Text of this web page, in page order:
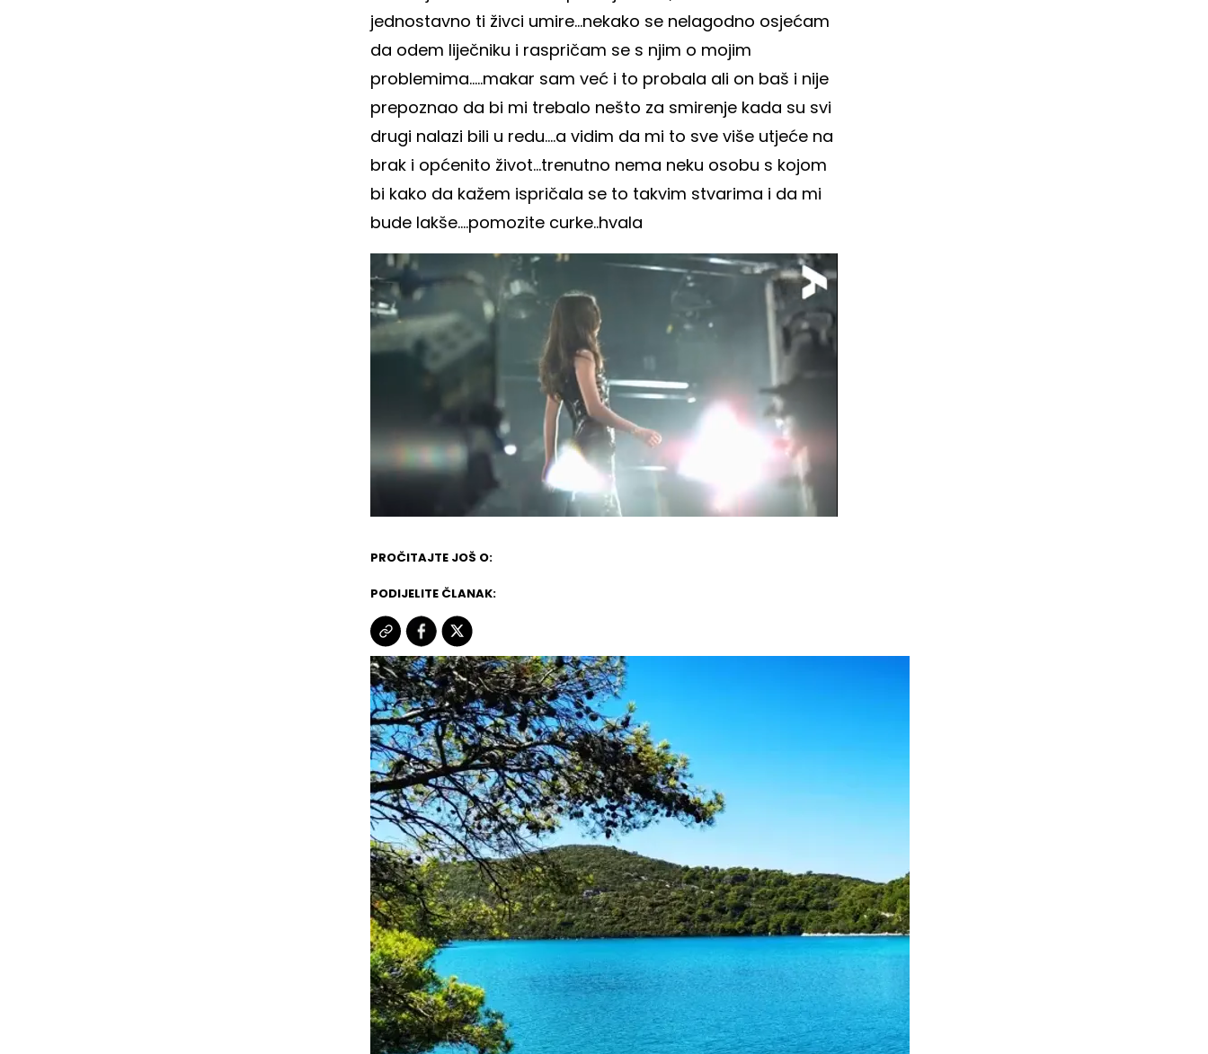
jednostavno ti živci umire...nekako se nelagodno osjećam
da odem liječniku i raspričam se s njim o mojim
problemima.....makar sam već i to probala ali on baš i nije
prepoznao da bi mi trebalo nešto za smirenje kada su svi
drugi nalazi bili u redu....a vidim da mi to sve više utjeće na
brak i općenito život...trenutno nema neku osobu s kojom
bi kako da kažem ispričala se to takvim stvarima i da mi
bude lakše....pomozite curke..hvala
PROČITAJTE JOŠ O:
PODIJELITE ČLANAK: